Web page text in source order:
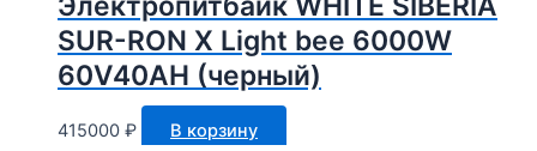
SUR-RON X Light bee 6000W
60V40AH (черный)
415000 ₽ В корзину